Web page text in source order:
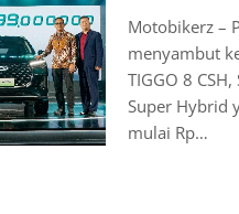
Motobikerz –
menyambut
TIGGO 8
Super Hybrid
mulai Rp…